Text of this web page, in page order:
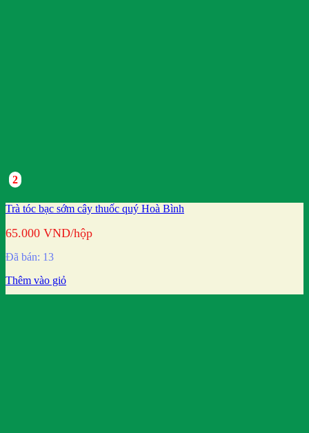
2
Trà tóc bạc sớm cây thuốc quý Hoà Bình
65.000 VND/hộp
Đã bán: 13
Thêm vào giỏ